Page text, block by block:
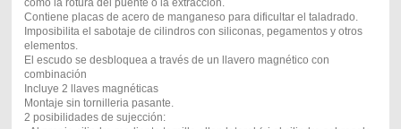
Contiene placas de acero de manganeso para dificultar el taladrado.
Imposibilita el sabotaje de cilindros con siliconas, pegamentos y otros
elementos.
El escudo se desbloquea a través de un llavero magnético con
combinación
Incluye 2 llaves magnéticas
Montaje sin tornilleria pasante.
2 posibilidades de sujección: